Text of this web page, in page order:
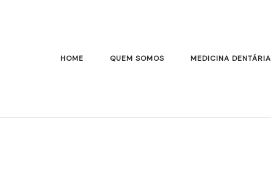
HOME QUEM SOMOS MEDICINA DENTÁRIA